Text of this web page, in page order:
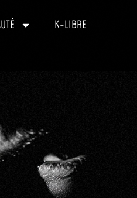
K-LIBRE